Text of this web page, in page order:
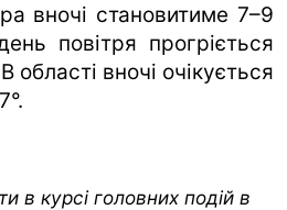
вночі становитиме 7–9
повітря прогріється
області вночі очікується
в курсі головних подій в